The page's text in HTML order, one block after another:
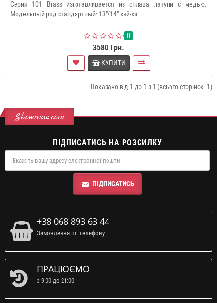
Серия 101 Brass изготавливается из сплава латуни с медью.
Модельный ряд стандартный: 13"/14" хай-хэт..
0
3580 Грн.
КУПИТИ
Показано від 1 до 1 з 1 (всього сторінок: 1)
Showmuz.com
ПІДПИСАТИСЬ НА РОЗСИЛКУ
ПІДПИСАТИСЬ
+38 068 893 63 44
Замовлення по телефону
ПРАЦЮЄМО
з 9:00 до 21:00